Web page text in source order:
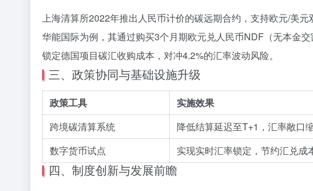
上海清算所2022年推出人民币计价的碳远期合约，支持欧元/美元
华能国际为例，其通过购买3个月期欧元兑人民币NDF（无本金
锁定德国项目碳汇收购成本，对冲4.2%的汇率波动风险。
三、政策协同与基础设施升级
政策工具 实施效果
跨境碳清算系统
降低结算延迟至T+1，汇率敞口
数字货币试点
实现实时汇率锁定，节约汇兑
四、制度创新与发展前瞻